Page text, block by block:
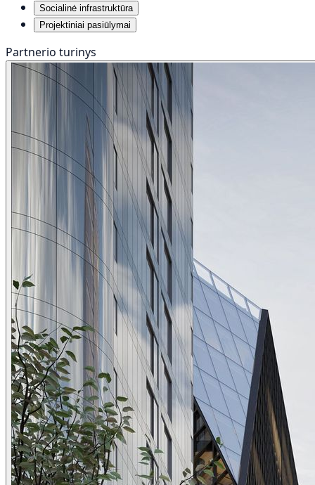
Socialinė infrastruktūra
Projektiniai pasiūlymai
Partnerio turinys